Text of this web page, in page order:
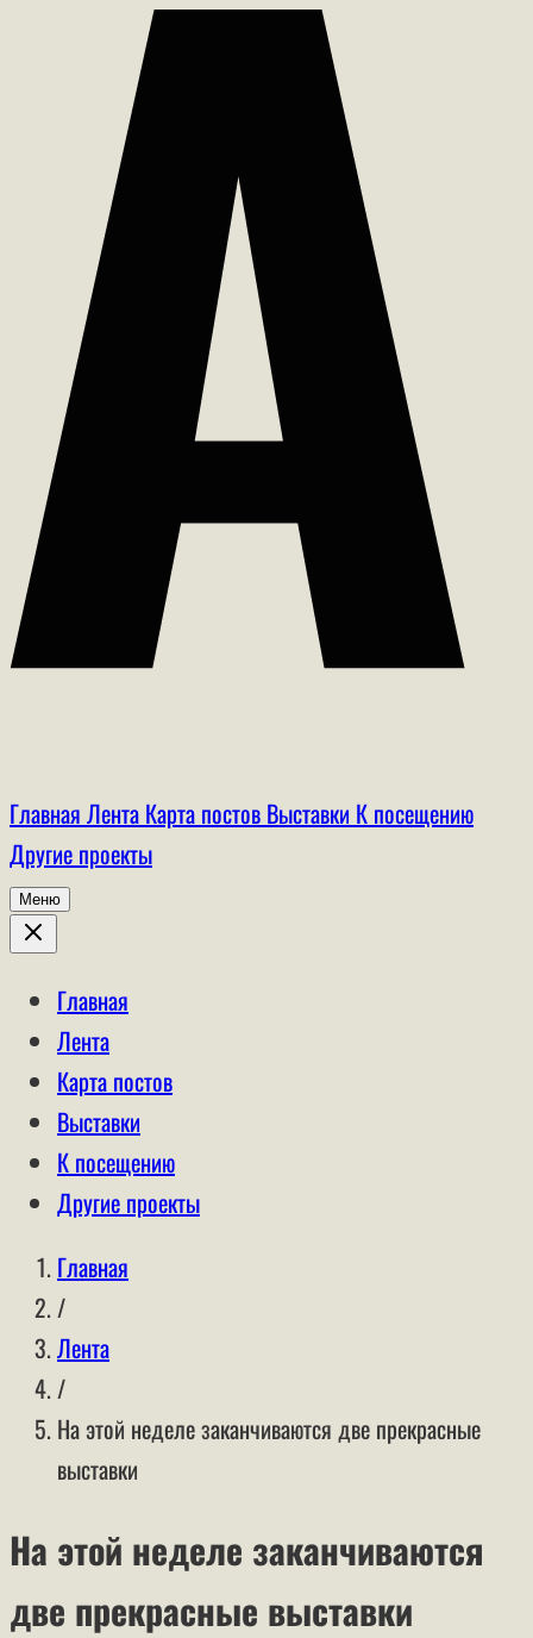
Главная Лента Карта постов Выставки К посещению
Другие проекты
Меню
Главная
Лента
Карта постов
Выставки
К посещению
Другие проекты
Главная
/
Лента
/
На этой неделе заканчиваются две прекрасные
выставки
На этой неделе заканчиваются
две прекрасные выставки